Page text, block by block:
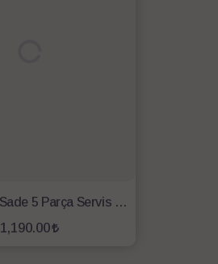
Nehir Deniz Sade 5 Parça Servis Seti
1,190.00